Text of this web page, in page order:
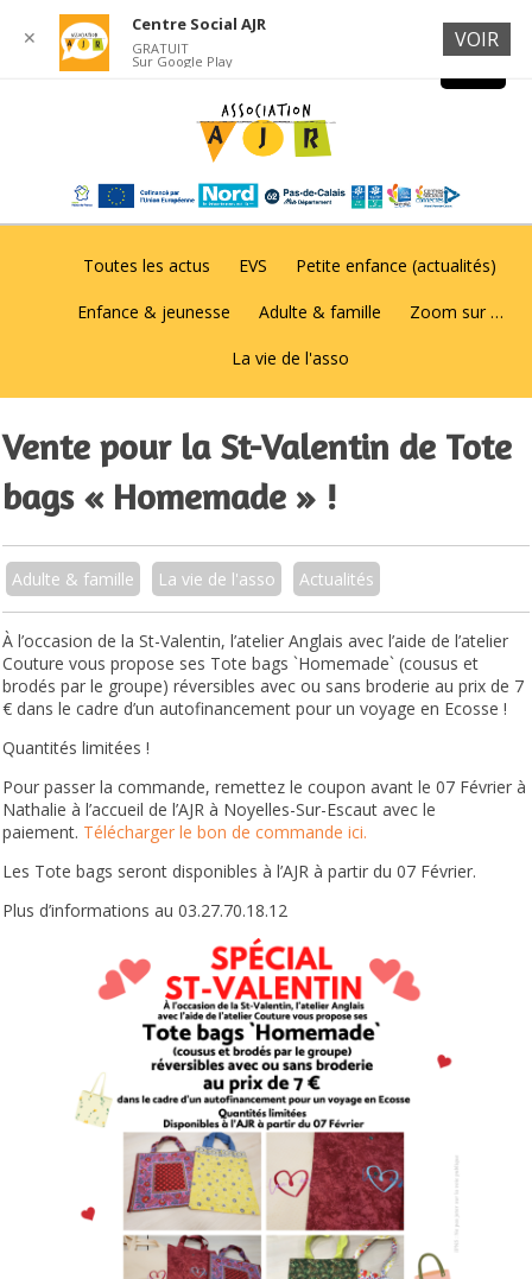
Toutes les actus EVS Petite enfance (actualités)
Enfance & jeunesse Adulte & famille Zoom sur …
La vie de l'asso
Vente pour la St-Valentin de Tote
bags « Homemade » !
Adulte & famille La vie de l'asso Actualités
À l’occasion de la St-Valentin, l’atelier Anglaisavec l’aide de l’atelier
Couture vous propose ses Tote bags `Homemade`(cousus et
brodés par le groupe)réversibles avec ou sans broderieau prix de 7
€ dans le cadre d’un autofinancement pour un voyage en Ecosse !
Quantités limitées !
Pour passer la commande, remettez le couponavant le 07 Février à
Nathalie à l’accueil de l’AJR à Noyelles-Sur-Escaut avec le
paiement. Télécharger le bon de commande ici.
Les Tote bags seront disponibles à l’AJR à partir du 07 Février.
Plus d’informations au 03.27.70.18.12
✕
Centre Social AJR
GRATUIT
Sur Google Play
VOIR